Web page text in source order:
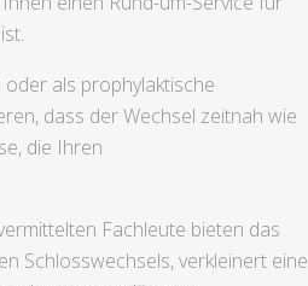
als prophylaktische
dass der Wechsel zeitnah wie
die Ihren
Fachleute bieten das
Schlosswechsels, verkleinert eine